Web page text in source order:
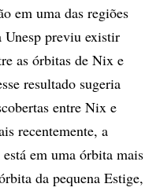
em uma das regiões
Unesp previu existir
as órbitas de Nix e
resultado sugeria
entre Nix e
recentemente, a
em uma órbita mais
da pequena Estige,